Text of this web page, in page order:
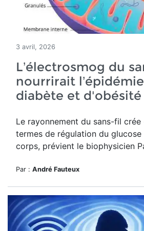
3 avril, 2026
L’électrosmog du
nourrirait
diabète et d'obésité
Le rayonnement du sans-fil crée
termes de régulation du
corps, prévient le biophysicien
Par : André Fauteux